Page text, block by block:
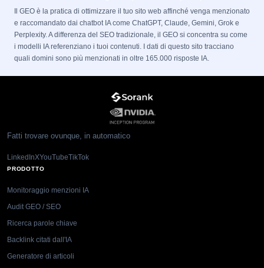
Il GEO è la pratica di ottimizzare il tuo sito web affinché venga menzionato
e raccomandato dai chatbot IA come ChatGPT, Claude, Gemini, Grok e
Perplexity. A differenza del SEO tradizionale, il GEO si concentra su come
i modelli IA referenziano i tuoi contenuti. I dati di questo sito tracciano
quali domini sono più menzionati in oltre 165.000 risposte IA.
Fatti trovare ovunque, in automatico
LinkedInXYouTubeTikTok
PRODOTTO
Monitoraggio menzioni IA
Audit GEO / SEO
Ricerca parole chiave
Backlink citati dall'IA
Generatore di articoli